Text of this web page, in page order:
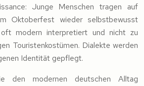
Junge Menschen tragen auf
Oktoberfest wieder selbstbewusst
modern interpretiert und nicht zu
Touristenkostümen. Dialekte werden
Identität gepflegt.
den modernen deutschen Alltag